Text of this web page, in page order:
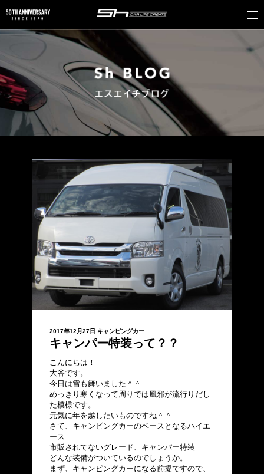
2017年12月27日 キャンピングカー
キャンパー特装って？？
こんにちは！
大谷です。
今日は雪も舞いました＾＾
めっきり寒くなって周りでは風邪が流行りだし
た模様です。
元気に年を越したいものですね＾＾
さて、キャンピングカーのベースとなるハイエ
ース
市販されてないグレード、キャンパー特装
どんな装備がついているのでしょうか。
まず、キャンピングカーになる前提ですので、